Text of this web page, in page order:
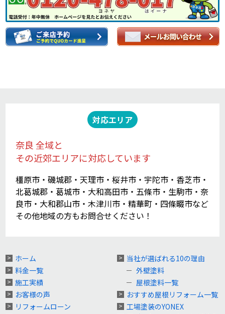
対応エリア
奈良 全域と
その近郊エリアに対応しています
橿原市・磯城郡・天理市・桜井市・宇陀市・香芝市・
北葛城郡・葛城市・大和高田市・五條市・生駒市・奈
良市・大和郡山市・木津川市・精華町・四條畷市など
その他地域の方もお問合せください！
ホーム
料金一覧
施工実績
お客様の声
リフォームローン
当社が選ばれる10の理由
外壁塗料
屋根塗料一覧
おすすめ屋根リフォーム一覧
工場塗装のYONEX